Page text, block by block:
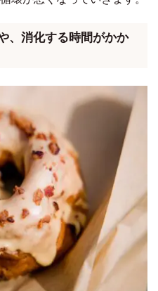
、消化する時間がかか